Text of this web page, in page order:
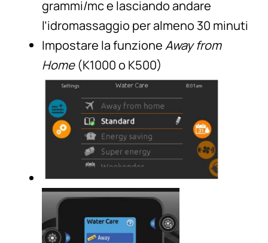
grammi/mc e lasciando andare
l’idromassaggio per almeno 30 minuti
Impostare la funzioneAway from
Home(K1000 o K500)